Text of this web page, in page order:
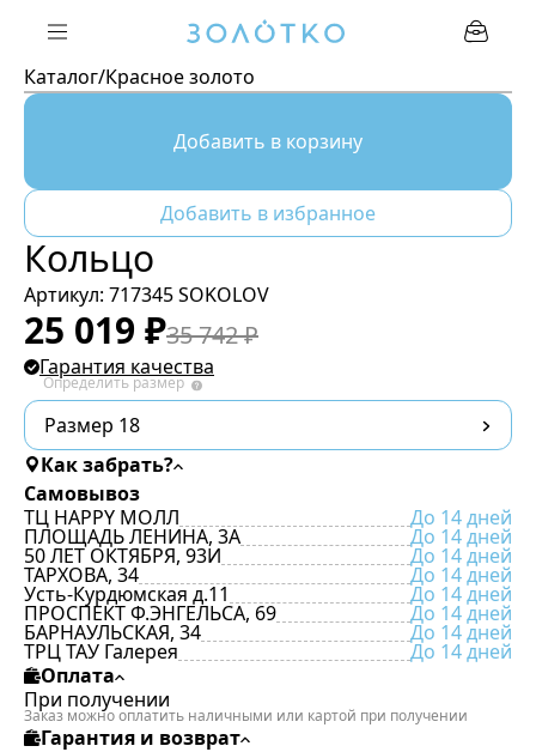
Каталог/Красное золото
Кольцо
Артикул: 717345 SOKOLOV
25 019 ₽35 742₽
Гарантия качества
Размер 18
Определить размер
Добавить в корзину
Добавить в избранное
Как забрать?
Самовывоз
ТЦ HAPPY МОЛЛ
До 14 дней
ПЛОЩАДЬ ЛЕНИНА, 3А До 14 дней
50 ЛЕТ ОКТЯБРЯ, 93И До 14 дней
ТАРХОВА, 34 До 14 дней
Усть-Курдюмская д.11 До 14 дней
ПРОСПЕКТ Ф.ЭНГЕЛЬСА, 69 До 14 дней
БАРНАУЛЬСКАЯ, 34 До 14 дней
ТРЦ ТАУ Галерея
До 14 дней
Оплата
При получении
Заказ можно оплатить наличными или картой при получении
Гарантия и возврат